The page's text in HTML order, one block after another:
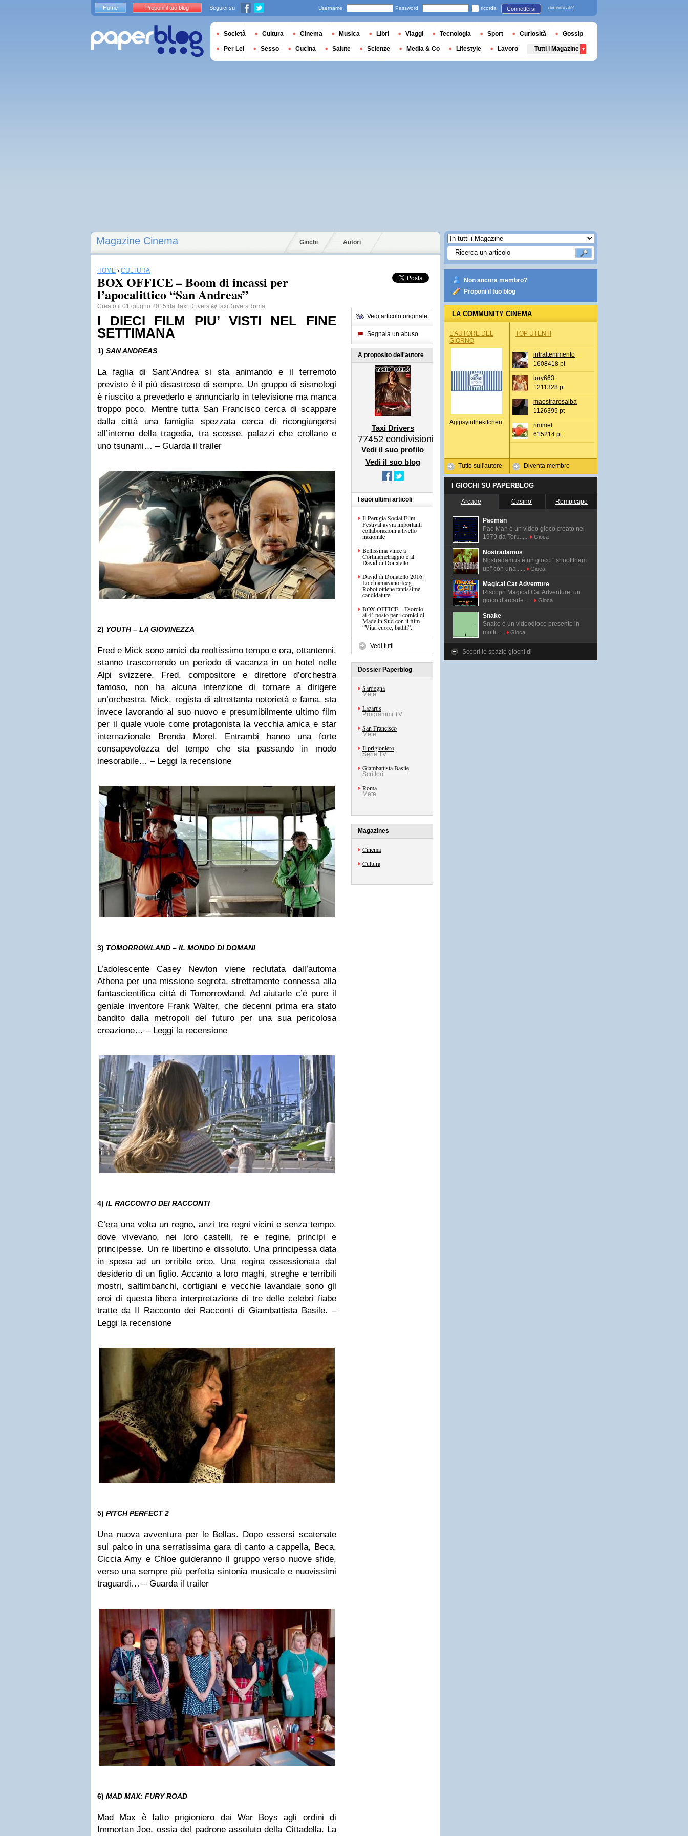
Magazine Cinema Giochi Autori
HOME › CULTURA
BOX OFFICE – Boom di incassi per
l’apocalittico “San Andreas”
Creato il 01 giugno 2015 da Taxi Drivers @TaxiDriversRoma
I DIECI FILM PIU’ VISTI NEL FINE
SETTIMANA
1) SAN ANDREAS
La faglia di Sant’Andrea si sta animando e il terremoto
previsto è il più disastroso di sempre. Un gruppo di sismologi
è riuscito a prevederlo e annunciarlo in televisione ma manca
troppo poco. Mentre tutta San Francisco cerca di scappare
dalla città una famiglia spezzata cerca di ricongiungersi
all’interno della tragedia, tra scosse, palazzi che crollano e
uno tsunami… – Guarda il trailer
2) YOUTH – LA GIOVINEZZA
Fred e Mick sono amici da moltissimo tempo e ora, ottantenni,
stanno trascorrendo un periodo di vacanza in un hotel nelle
Alpi svizzere. Fred, compositore e direttore d’orchestra
famoso, non ha alcuna intenzione di tornare a dirigere
un’orchestra. Mick, regista di altrettanta notorietà e fama, sta
invece lavorando al suo nuovo e presumibilmente ultimo film
per il quale vuole come protagonista la vecchia amica e star
internazionale Brenda Morel. Entrambi hanno una forte
consapevolezza del tempo che sta passando in modo
inesorabile… – Leggi la recensione
3) TOMORROWLAND – IL MONDO DI DOMANI
L’adolescente Casey Newton viene reclutata dall’automa
Athena per una missione segreta, strettamente connessa alla
fantascientifica città di Tomorrowland. Ad aiutarle c’è pure il
geniale inventore Frank Walter, che decenni prima era stato
bandito dalla metropoli del futuro per una sua pericolosa
creazione… – Leggi la recensione
4) IL RACCONTO DEI RACCONTI
C’era una volta un regno, anzi tre regni vicini e senza tempo,
dove vivevano, nei loro castelli, re e regine, principi e
principesse. Un re libertino e dissoluto. Una principessa data
in sposa ad un orribile orco. Una regina ossessionata dal
desiderio di un figlio. Accanto a loro maghi, streghe e terribili
mostri, saltimbanchi, cortigiani e vecchie lavandaie sono gli
eroi di questa libera interpretazione di tre delle celebri fiabe
tratte da Il Racconto dei Racconti di Giambattista Basile. –
Leggi la recensione
5) PITCH PERFECT 2
Una nuova avventura per le Bellas. Dopo essersi scatenate
sul palco in una serratissima gara di canto a cappella, Beca,
Ciccia Amy e Chloe guideranno il gruppo verso nuove sfide,
verso una sempre più perfetta sintonia musicale e nuovissimi
traguardi… – Guarda il trailer
6) MAD MAX: FURY ROAD
Mad Max è fatto prigioniero dai War Boys agli ordini di
Immortan Joe, ossia del padrone assoluto della Cittadella. La
Vedi articolo originale
Segnala un abuso
A proposito dell'autore
Taxi Drivers
77452 condivisioni
Vedi il suo profilo
Vedi il suo blog
I suoi ultimi articoli
Il Perugia Social Film
Festival avvia importanti
collaborazioni a livello
nazionale
Bellissima vince a
Cortinametraggio e al
David di Donatello
David di Donatello 2016:
Lo chiamavano Jeeg
Robot ottiene tantissime
candidature
BOX OFFICE – Esordio
al 4° posto per i comici di
Made in Sud con il film
“Vita, cuore, battiti”.
Vedi tutti
Dossier Paperblog
Sardegna
Mete
Lazarus
Programmi TV
San Francisco
Mete
Il prigioniero
Serie TV
Giambattista Basile
Scrittori
Roma
Mete
Magazines
Cinema
Cultura
Non ancora membro?
Proponi il tuo blog
LA COMMUNITY CINEMA
L'AUTORE DEL
GIORNO
Agipsyinthekitchen
Tutto sull'autore
TOP UTENTI
intrattenimento
1608418 pt
lory663
1211328 pt
maestrarosalba
1126395 pt
rimmel
615214 pt
Diventa membro
I GIOCHI SU PAPERBLOG
Arcade Casino' Rompicapo
Pacman
Pac-Man é un video gioco creato nel
1979 da Toru......
Gioca
Nostradamus
Nostradamus è un gioco " shoot them
up" con una......
Gioca
Magical Cat Adventure
Riscopri Magical Cat Adventure, un
gioco d'arcade......
Gioca
Snake
Snake è un videogioco presente in
molti......
Gioca
Scopri lo spazio giochi di
Home Proponi il tuo blog Seguici su Username Password ricorda Connettersi dimenticati?
Società Cultura Cinema Musica Libri Viaggi Tecnologia Sport Curiosità Gossip
Per Lei Sesso Cucina Salute Scienze Media & Co Lifestyle Lavoro Tutti i Magazine